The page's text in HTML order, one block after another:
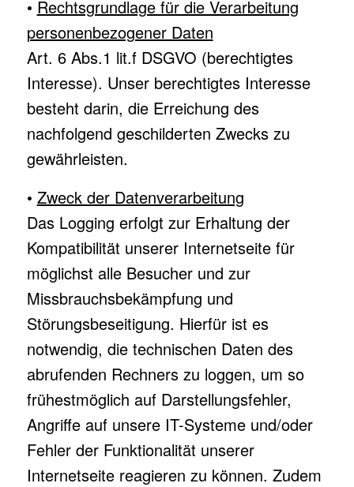
• Rechtsgrundlage für die Verarbeitung
personenbezogener Daten
Art. 6 Abs.1 lit.f DSGVO (berechtigtes
Interesse). Unser berechtigtes Interesse
besteht darin, die Erreichung des
nachfolgend geschilderten Zwecks zu
gewährleisten.
• Zweck der Datenverarbeitung
Das Logging erfolgt zur Erhaltung der
Kompatibilität unserer Internetseite für
möglichst alle Besucher und zur
Missbrauchsbekämpfung und
Störungsbeseitigung. Hierfür ist es
notwendig, die technischen Daten des
abrufenden Rechners zu loggen, um so
frühestmöglich auf Darstellungsfehler,
Angriffe auf unsere IT-Systeme und/oder
Fehler der Funktionalität unserer
Internetseite reagieren zu können. Zudem